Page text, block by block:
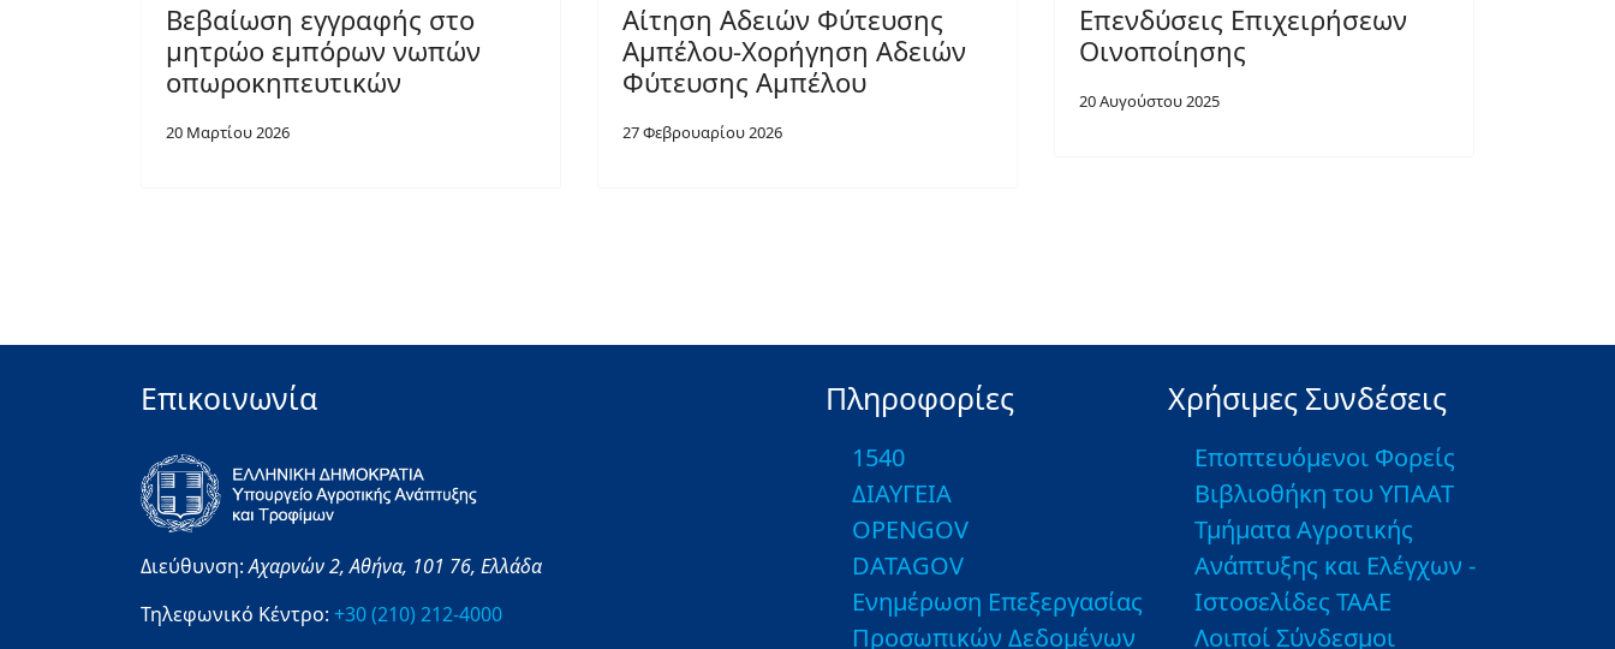
Βεβαίωση εγγραφής στο
μητρώο εμπόρων νωπών
οπωροκηπευτικών
20 Μαρτίου 2026
Αίτηση Αδειών Φύτευσης
Αμπέλου-Χορήγηση Αδειών
Φύτευσης Αμπέλου
27 Φεβρουαρίου 2026
Επενδύσεις Επιχειρήσεων
Οινοποίησης
20 Αυγούστου 2025
Επικοινωνία
Διεύθυνση:Αχαρνών 2,Αθήνα, 101 76, Ελλάδα
Τηλεφωνικό Κέντρο: +30 (210) 212-4000
Πληροφορίες
1540
ΔΙΑΥΓΕΙΑ
OPENGOV
DATAGOV
Ενημέρωση Επεξεργασίας
Προσωπικών Δεδομένων
Χρήσιμες Συνδέσεις
Εποπτευόμενοι Φορείς
Βιβλιοθήκη του ΥΠΑΑΤ
Τμήματα Αγροτικής
Ανάπτυξης και Ελέγχων -
Ιστοσελίδες ΤΑΑΕ
Λοιποί Σύνδεσμοι